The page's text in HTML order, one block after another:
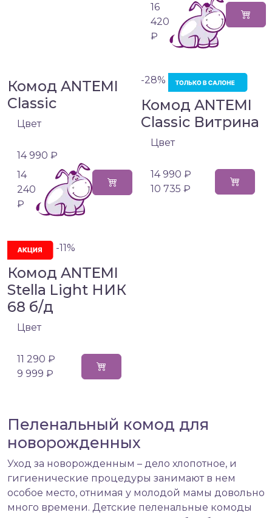
16
420
₽
Комод ANTEMI
Classic
Цвет
14 990 ₽
14
240
₽
-28%
Комод ANTEMI
Classic Витрина
Цвет
14 990 ₽
10 735 ₽
-11%
Комод ANTEMI
Stella Light НИК
68 б/д
Цвет
11 290 ₽
9 999 ₽
Пеленальный комод для
новорожденных
Уход за новорожденным – дело хлопотное, и
гигиенические процедуры занимают в нем
особое место, отнимая у молодой мамы довольно
много времени. Детские пеленальные комоды